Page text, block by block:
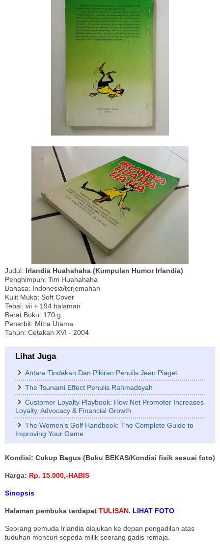
Judul: Irlandia Huahahaha (Kumpulan Humor Irlandia)
Penghimpun: Tim Huahahaha
Bahasa: Indonesia/terjemahan
Kulit Muka: Soft Cover
Tebal: vii + 194 halaman
Berat Buku: 170 g
Penerbit: Mitra Utama
Tahun: Cetakan XVI - 2004
Lihat Juga
Antara Tindakan Dan Pikiran Penulis Jean Piaget
The Tsunami Effect Penulis Rahmadsyah
Customer Loyalty Playbook: How Net Promoter Increases
Loyalty, Advocacy & Financial Growth
The Women's Golf Handbook: The Complete Guide to
Improving Your Game
Kondisi: Cukup Bagus (Buku BEKAS/Kondisi fisik sesuai foto)
Harga: Rp. 15.000,-HABIS
Sinopsis
Halaman pembuka terdapat TULISAN. LIHAT FOTO
Seorang pemuda Irlandia diajukan ke depan pengadilan atas
tuduhan mencuri sepeda milik seorang gadis remaja.